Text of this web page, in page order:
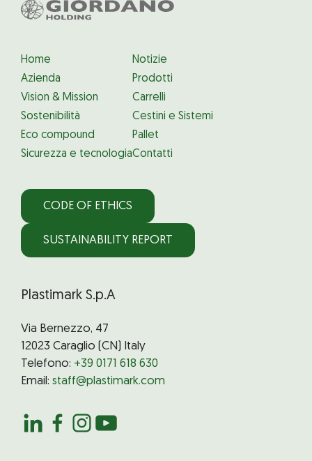
Home
Azienda
Vision & Mission
Sostenibilità
Eco compound
Sicurezza e tecnologia
Notizie
Prodotti
Carrelli
Cestini e Sistemi
Pallet
Contatti
CODE OF ETHICS
SUSTAINABILITY REPORT
Plastimark S.p.A
Via Bernezzo, 47
12023 Caraglio (CN) Italy
Telefono: +39 0171 618 630
Email: staff@plastimark.com